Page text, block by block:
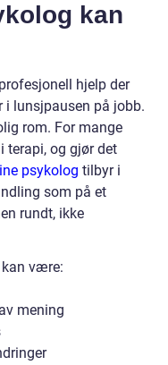
kan
hjelp der
i lunsjpausen på jobb.
rom. For mange
terapi, og gjør det
psykolog tilbyr i
som på et
rundt, ikke
kan være:
mening